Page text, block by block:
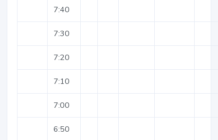
7:40
7:30
7:20
7:10
7:00
6:50